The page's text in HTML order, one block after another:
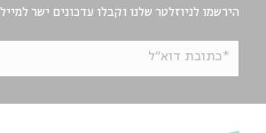
הירשמו לניוזלטר שלנו וקבלו עדכונים ישר למייל
*כתובת דוא"ל